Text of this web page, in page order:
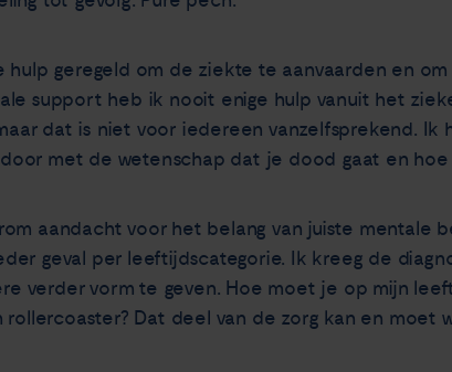
hulp geregeld om de ziekte te aanvaarden en
support heb ik nooit enige hulp vanuit het
dat is niet voor iedereen vanzelfsprekend. Ik
met de wetenschap dat je dood gaat en hoe
aandacht voor het belang van juiste mentale
geval per leeftijdscategorie. Ik kreeg de
verder vorm te geven. Hoe moet je op mijn
rollercoaster? Dat deel van de zorg kan en moet